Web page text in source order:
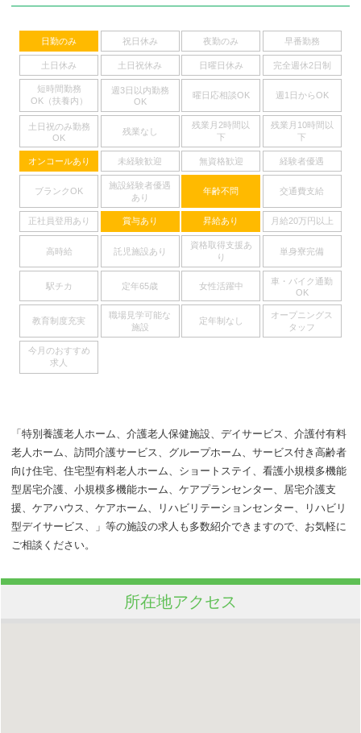
日勤のみ 祝日休み 夜勤のみ 早番勤務
土日休み 土日祝休み 日曜日休み 完全週休2日制
短時間勤務
OK（扶養内）
週3日以内勤務
OK
曜日応相談OK 週1日からOK
土日祝のみ勤務
OK
残業なし
残業月2時間以
下
残業月10時間以
下
オンコールあり 未経験歓迎 無資格歓迎 経験者優遇
ブランクOK
施設経験者優遇
あり
年齢不問 交通費支給
正社員登用あり 賞与あり 昇給あり 月給20万円以上
高時給 託児施設あり
資格取得支援あ
り
単身寮完備
駅チカ 定年65歳 女性活躍中
車・バイク通勤
OK
教育制度充実
職場見学可能な
施設
定年制なし
オープニングス
タッフ
今月のおすすめ
求人
「特別養護老人ホーム、介護老人保健施設、デイサービス、介護付有料
老人ホーム、訪問介護サービス、グループホーム、サービス付き高齢者
向け住宅、住宅型有料老人ホーム、ショートステイ、看護小規模多機能
型居宅介護、小規模多機能ホーム、ケアプランセンター、居宅介護支
援、ケアハウス、ケアホーム、リハビリテーションセンター、リハビリ
型デイサービス、」等の施設の求人も多数紹介できますので、お気軽に
ご相談ください。
所在地アクセス